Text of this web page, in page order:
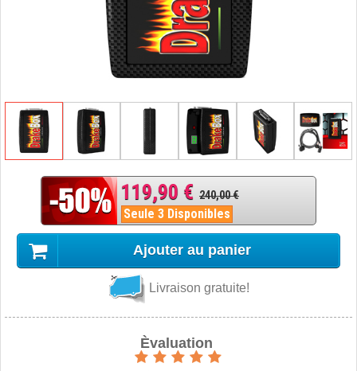
119,90 € 240,00 €
Seule 3 Disponibles
Ajouter au panier
Livraison gratuite!
Èvaluation